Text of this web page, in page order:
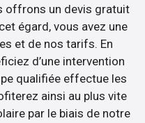
offrons un devis gratuit
égard, vous avez une
et de nos tarifs. En
d’une intervention
qualifiée effectue les
ainsi au plus vite
par le biais de notre